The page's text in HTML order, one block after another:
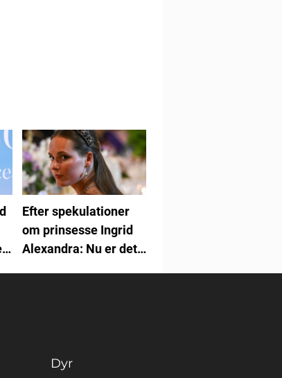
Efter spekulationer
om prinsesse Ingrid
Alexandra: Nu er det
Dyr